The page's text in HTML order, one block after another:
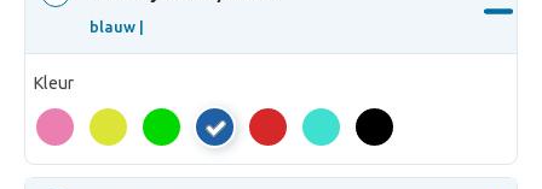
blauw |
Kleur
blauw